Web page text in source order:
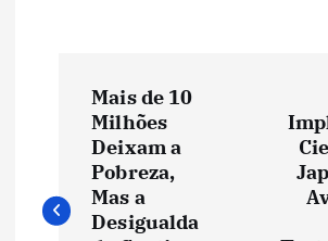
v
Mais de 10
Milhões
Deixam a
Pobreza,
Mas a
Desigualda